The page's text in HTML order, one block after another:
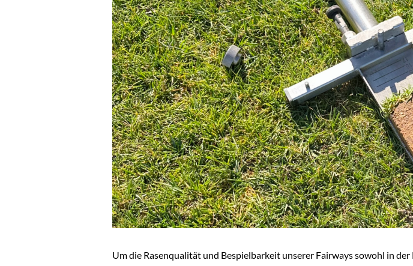
Um die Rasenqualität und Bespielbarkeit unserer Fairways sowohl in